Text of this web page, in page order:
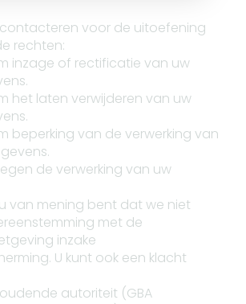
voor de uitoefening
rechten:
inzage of rectificatie van uw
het laten verwijderen van uw
beperking van de verwerking van
de verwerking van uw
van mening bent dat we niet
met de
inzake
U kunt ook een klacht
autoriteit (GBA